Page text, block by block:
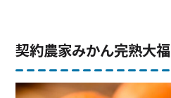
契約農家みかん完熟大福